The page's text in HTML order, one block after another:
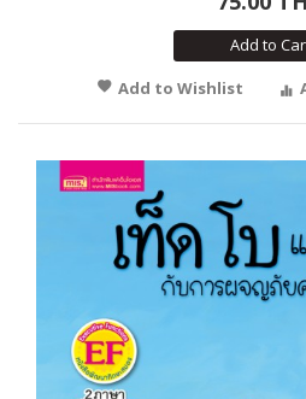
Add to
Add to Wishlist